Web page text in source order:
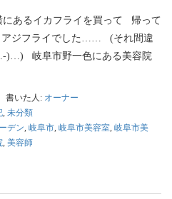
にあるイカフライを買って 帰って
ジフライでした…… (それ間違
.-)…) 岐阜市野一色にある美容院
書いた人: オーナー
, 未分類
デン, 岐阜市, 岐阜市美容室, 岐阜市美
, 美容師